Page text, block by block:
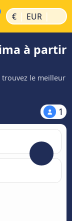
€ | EUR |
à partir
trouvez le meilleur
1